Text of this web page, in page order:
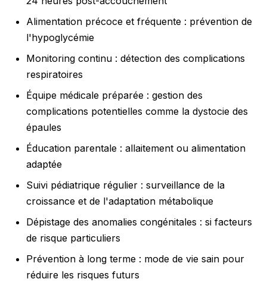
Alimentation précoce et fréquente : prévention de
l'hypoglycémie
Monitoring continu : détection des complications
respiratoires
Équipe médicale préparée : gestion des
complications potentielles comme la dystocie des
épaules
Éducation parentale : allaitement ou alimentation
adaptée
Suivi pédiatrique régulier : surveillance de la
croissance et de l'adaptation métabolique
Dépistage des anomalies congénitales : si facteurs
de risque particuliers
Prévention à long terme : mode de vie sain pour
réduire les risques futurs